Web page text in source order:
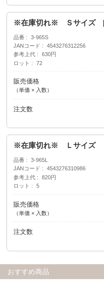
※在庫切れ※ Ｓサイズ [
品番
3-965S
JANコード
4543276312256
参考上代
630円
ロット
72
販売価格
（単価 × 入数）
注文数
※在庫切れ※ Ｌサイズ
品番
3-965L
JANコード
4543276310986
参考上代
820円
ロット
5
販売価格
（単価 × 入数）
注文数
おすすめ商品